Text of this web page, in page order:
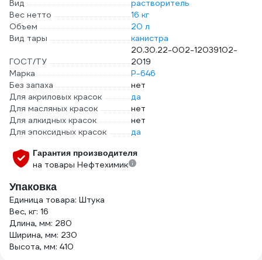
Вид
растворитель
Вес нетто
16 кг
Объем
20 л
Вид тары
канистра
ГОСТ/ТУ
20.30.22-002-12039102-
2019
Марка
Р-646
Без запаха
нет
Для акриловых красок
да
Для масляных красок
нет
Для алкидных красок
нет
Для эпоксидных красок
да
Гарантия производителя
на товары Нефтехимик
Упаковка
Единица товара: Штука
Вес, кг: 16
Длина, мм: 280
Ширина, мм: 230
Высота, мм: 410